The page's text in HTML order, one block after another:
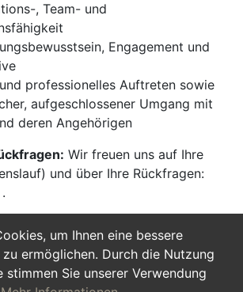
um Ihnen eine bessere
ermöglichen. Durch die Nutzung
stimmen Sie unserer Verwendung
, Team- und
Engagement und
professionelles Auftreten sowie
aufgeschlossener Umgang mit
deren Angehörigen
Wir freuen uns auf Ihre
und über Ihre Rückfragen:
.
Jetzt Bewerben